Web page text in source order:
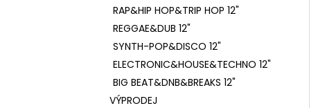
RAP&HIP HOP&TRIP HOP 12"
REGGAE&DUB 12"
SYNTH-POP&DISCO 12"
ELECTRONIC&HOUSE&TECHNO 12"
BIG BEAT&DNB&BREAKS 12"
VÝPRODEJ